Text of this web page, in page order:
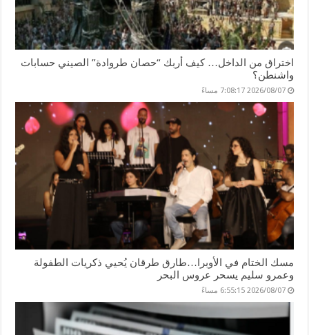
اختراق من الداخل… كيف أربك “حصان طروادة” الصيني حسابات
واشنطن؟
2026/08/07 7:08:17 مساءً
مسك الختام في الأوبرا…طارق طرقان يُحيي ذكريات الطفولة
وعمرو سليم يسحر عروس البحر
2026/08/07 6:55:15 مساءً